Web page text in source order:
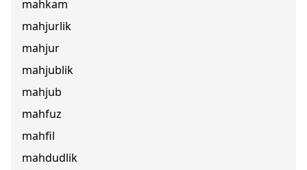
mahkam
mahjurlik
mahjur
mahjublik
mahjub
mahfuz
mahfil
mahdudlik